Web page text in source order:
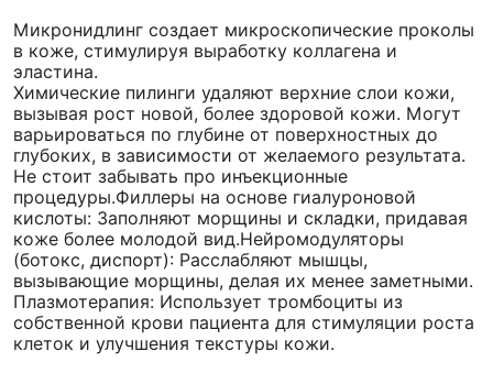
Микронидлинг создает микроскопические проколы
в коже, стимулируя выработку коллагена и
эластина.
Химические пилинги удаляют верхние слои кожи,
вызывая рост новой, более здоровой кожи. Могут
варьироваться по глубине от поверхностных до
глубоких, в зависимости от желаемого результата.
Не стоит забывать про инъекционные
процедуры.Филлеры на основе гиалуроновой
кислоты: Заполняют морщины и складки, придавая
коже более молодой вид.Нейромодуляторы
(ботокс, диспорт): Расслабляют мышцы,
вызывающие морщины, делая их менее заметными.
Плазмотерапия: Использует тромбоциты из
собственной крови пациента для стимуляции роста
клеток и улучшения текстуры кожи.